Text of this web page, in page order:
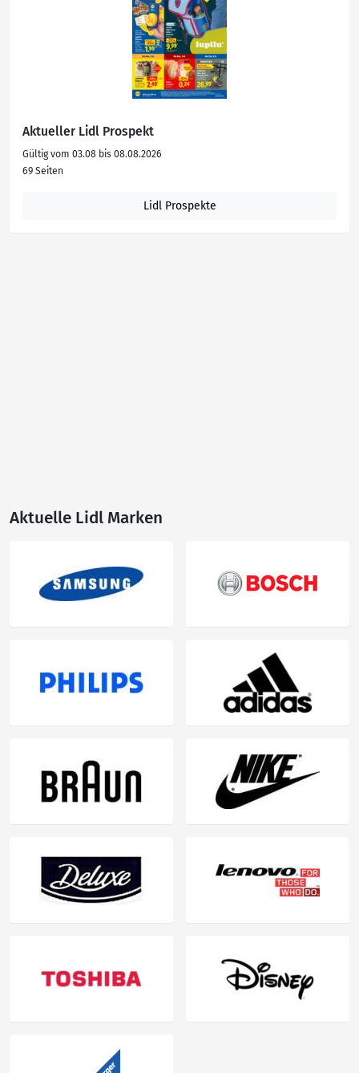
Aktueller Lidl Prospekt
Gültig vom 03.08 bis 08.08.2026
69 Seiten
Lidl Prospekte
Aktuelle Lidl Marken